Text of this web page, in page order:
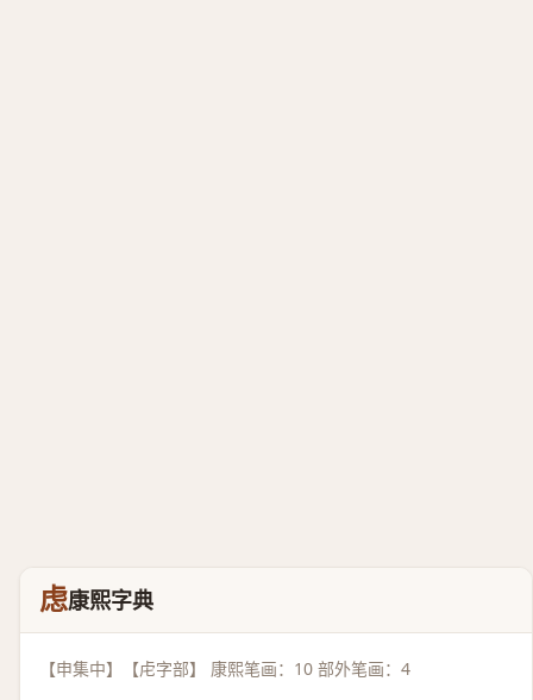
虑康熙字典
【申集中】【虍字部】 康熙笔画：10 部外笔画：4